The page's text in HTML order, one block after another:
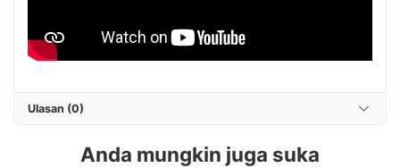
Ulasan (0)
Anda mungkin juga suka